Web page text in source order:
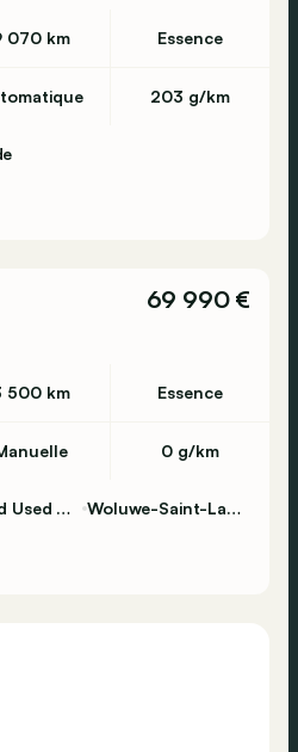
070 km Essence
203 g/km
69 990 €
500 km Essence
0 g/km
Toyota City Approved Used Woluwe Woluwe-Saint-Lambert